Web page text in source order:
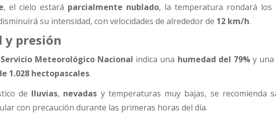
, el cielo estará parcialmente nublado, la temperatura rondará los
su intensidad, con velocidades de alrededor de 12 km/h.
y presión
Servicio Meteorológico Nacional indica una humedad del 79%y una
1.028 hectopascales.
de lluvias, nevadas y temperaturas muy bajas, se recomienda
con precaución durante las primeras horas del día.